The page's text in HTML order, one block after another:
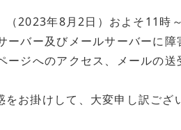
（2023年8月2日）およそ11時
ーバー及びメールサーバーに障
ージへのアクセス、メールの送
をお掛けして、大変申し訳ござ